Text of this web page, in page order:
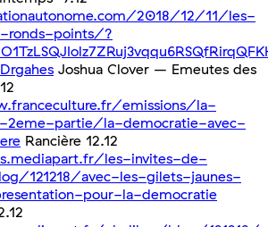
2018/12/11/les-
ronds-points/?
Joshua Clover – Emeutes des
emissions/la-
2eme-partie/la-democratie-avec-
Rancière 12.12
les-invites-de-
121218/avec-les-gilets-jaunes-
pour-la-democratie